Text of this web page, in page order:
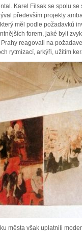
Karel Filsak se spolu se
především projekty
měl podle požadavků
forem, jaké byli
reagovali na
rytmizací, arkýři, užitím
města však uplatnili